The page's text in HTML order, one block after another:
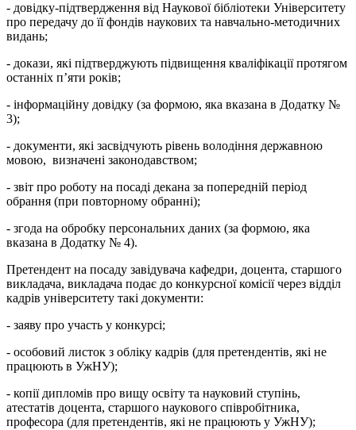
- довідку-підтвердження від Наукової бібліотеки Університету
про передачу до її фондів наукових та навчально-методичних
видань;
- докази, які підтверджують підвищення кваліфікації протягом
останніх п’яти років;
- інформаційну довідку (за формою, яка вказана в Додатку №
3);
- документи, які засвідчують рівень володіння державною
мовою, визначені законодавством;
- звіт про роботу на посаді декана за попередній період
обрання (при повторному обранні);
- згода на обробку персональних даних (за формою, яка
вказана в Додатку № 4).
Претендент на посаду завідувача кафедри, доцента, старшого
викладача, викладача подає до конкурсної комісії через відділ
кадрів університету такі документи:
- заяву про участь у конкурсі;
- особовий листок з обліку кадрів (для претендентів, які не
працюють в УжНУ);
- копії дипломів про вищу освіту та науковий ступінь,
атестатів доцента, старшого наукового співробітника,
професора (для претендентів, які не працюють у УжНУ);